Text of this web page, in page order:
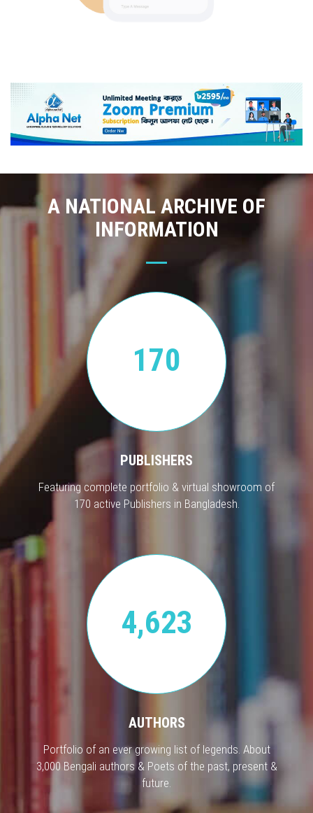
A NATIONAL ARCHIVE OF
INFORMATION
170
PUBLISHERS
Featuring complete portfolio & virtual showroom of
170 active Publishers in Bangladesh.
4,623
AUTHORS
Portfolio of an ever growing list of legends. About
3,000 Bengali authors & Poets of the past, present &
future.